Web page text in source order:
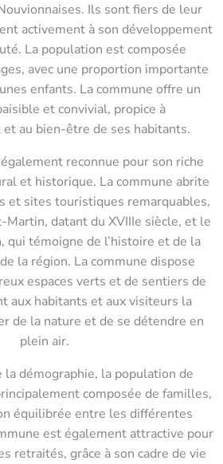
Ils sont fiers de leur
activement à son développement
La population est composée
avec une proportion importante
enfants. La commune offre un
et convivial, propice à
et au bien-être de ses habitants.
reconnue pour son riche
et historique. La commune abrite
et sites touristiques remarquables,
Martin, datant du XVIIIe siècle, et le
qui témoigne de l’histoire et de la
la région. La commune dispose
espaces verts et de sentiers de
aux habitants et aux visiteurs la
de la nature et de se détendre en
plein air.
la démographie, la population de
composée de familles,
équilibrée entre les différentes
est également attractive pour
retraités, grâce à son cadre de vie